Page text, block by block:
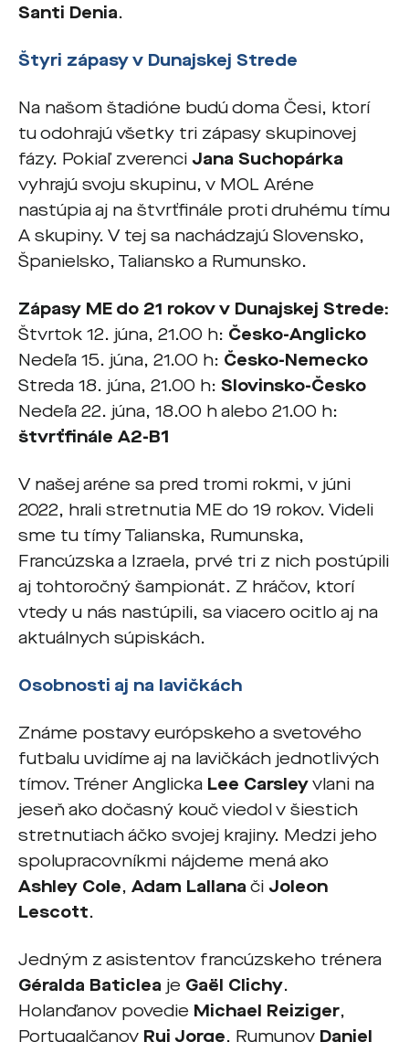
Santi Denia.
Štyri zápasy v Dunajskej Strede
Na našom štadióne budú doma Česi, ktorí
tu odohrajú všetky tri zápasy skupinovej
fázy. Pokiaľ zverenci Jana Suchopárka
vyhrajú svoju skupinu, v MOL Aréne
nastúpia aj na štvrťfinále proti druhému tímu
A skupiny. V tej sa nachádzajú Slovensko,
Španielsko, Taliansko a Rumunsko.
Zápasy ME do 21 rokov v Dunajskej Strede:
Štvrtok 12. júna, 21.00 h: Česko-Anglicko
Nedeľa 15. júna, 21.00 h: Česko-Nemecko
Streda 18. júna, 21.00 h: Slovinsko-Česko
Nedeľa 22. júna, 18.00 h alebo 21.00 h:
štvrťfinále A2-B1
V našej aréne sa pred tromi rokmi, v júni
2022, hrali stretnutia ME do 19 rokov. Videli
sme tu tímy Talianska, Rumunska,
Francúzska a Izraela, prvé tri z nich postúpili
aj tohtoročný šampionát. Z hráčov, ktorí
vtedy u nás nastúpili, sa viacero ocitlo aj na
aktuálnych súpiskách.
Osobnosti aj na lavičkách
Známe postavy európskeho a svetového
futbalu uvidíme aj na lavičkách jednotlivých
tímov. Tréner Anglicka Lee Carsleyvlani na
jeseň ako dočasný kouč viedol v šiestich
stretnutiach áčko svojej krajiny. Medzi jeho
spolupracovníkmi nájdeme mená ako
Ashley Cole, Adam Lallana či Joleon
Lescott.
Jedným z asistentov francúzskeho trénera
Géralda Baticlea je Gaël Clichy.
Holanďanov povedie Michael Reiziger,
Portugalčanov Rui Jorge, Rumunov Daniel